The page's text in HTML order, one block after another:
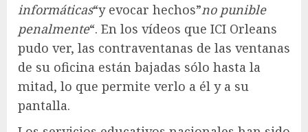
informáticas“y evocar hechos”no punible
penalmente“. En los vídeos que ICI Orleans
pudo ver, las contraventanas de las ventanas
de su oficina están bajadas sólo hasta la
mitad, lo que permite verlo a él y a su
pantalla.